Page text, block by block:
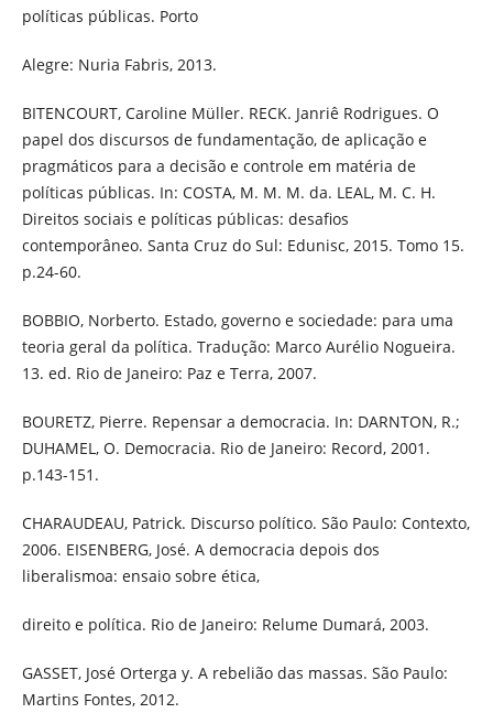
políticas públicas. Porto
Alegre: Nuria Fabris, 2013.
BITENCOURT, Caroline Müller. RECK. Janriê Rodrigues. O
papel dos discursos de fundamentação, de aplicação e
pragmáticos para a decisão e controle em matéria de
políticas públicas. In: COSTA, M. M. M. da. LEAL, M. C. H.
Direitos sociais e políticas públicas: desafios
contemporâneo. Santa Cruz do Sul: Edunisc, 2015. Tomo 15.
p.24-60.
BOBBIO, Norberto. Estado, governo e sociedade: para uma
teoria geral da política. Tradução: Marco Aurélio Nogueira.
13. ed. Rio de Janeiro: Paz e Terra, 2007.
BOURETZ, Pierre. Repensar a democracia. In: DARNTON, R.;
DUHAMEL, O. Democracia. Rio de Janeiro: Record, 2001.
p.143-151.
CHARAUDEAU, Patrick. Discurso político. São Paulo: Contexto,
2006. EISENBERG, José. A democracia depois dos
liberalismoa: ensaio sobre ética,
direito e política. Rio de Janeiro: Relume Dumará, 2003.
GASSET, José Orterga y. A rebelião das massas. São Paulo:
Martins Fontes, 2012.